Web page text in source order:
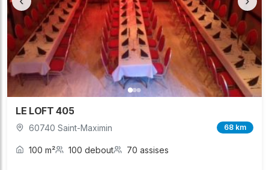
LE LOFT 405
60740 Saint-Maximin 68 km
100 m² 100 debout 70 assises